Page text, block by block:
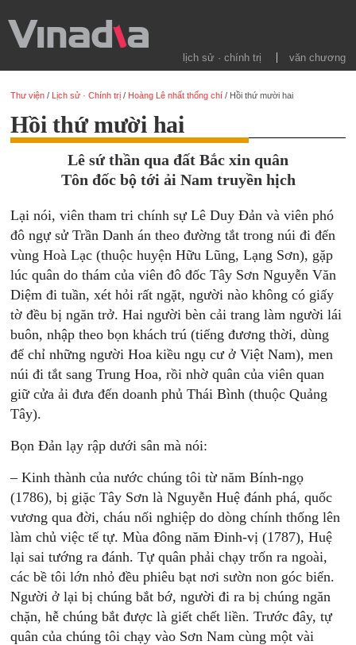
lịch sử · chính trị văn chương
Thư viện / Lịch sử · Chính trị / Hoàng Lê nhất thống chí / Hồi thứ mười hai
Hồi thứ mười hai
Lê sứ thần qua đất Bắc xin quân
Tôn đốc bộ tới ải Nam truyền hịch
Lại nói, viên tham tri chính sự Lê Duy Đản và viên phó
đô ngự sử Trần Danh án theo đường tắt trong núi đi đến
vùng Hoà Lạc (thuộc huyện Hữu Lũng, Lạng Sơn), gặp
lúc quân do thám của viên đô đốc Tây Sơn Nguyễn Văn
Diệm đi tuần, xét hỏi rất ngặt, người nào không có giấy
tờ đều bị ngăn trở. Hai người bèn cải trang làm người lái
buôn, nhập theo bọn khách trú (tiếng đương thời, dùng
để chỉ những người Hoa kiều ngụ cư ở Việt Nam), men
núi đi tắt sang Trung Hoa, rồi nhờ quân của viên quan
giữ cửa ải đưa đến doanh phủ Thái Bình (thuộc Quảng
Tây).
Bọn Đản lạy rập dưới sân mà nói:
– Kinh thành của nước chúng tôi từ năm Bính-ngọ
(1786), bị giặc Tây Sơn là Nguyễn Huệ đánh phá, quốc
vương qua đời, cháu nối nghiệp do dòng chính thống lên
làm chủ việc tế tự. Mùa đông năm Đinh-vị (1787), Huệ
lại sai tướng ra đánh. Tự quân phải chạy trốn ra ngoài,
các bề tôi lớn nhỏ đều phiêu bạt nơi sườn non góc biển.
Người ở lại bị chúng bắt bớ, người đi ra bị chúng ngăn
chặn, hễ chúng bắt được là giết chết liền. Trước đây, tự
quân của chúng tôi chạy vào Sơn Nam cùng một vài